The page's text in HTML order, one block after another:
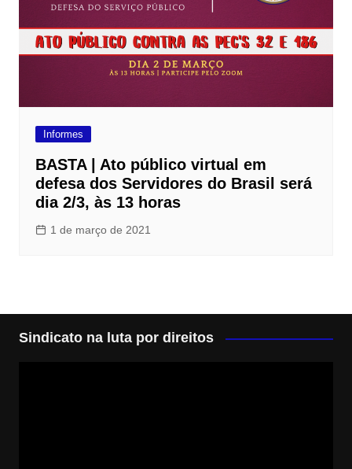
Informes
BASTA | Ato público virtual em
defesa dos Servidores do Brasil será
dia 2/3, às 13 horas
1 de março de 2021
Sindicato na luta por direitos